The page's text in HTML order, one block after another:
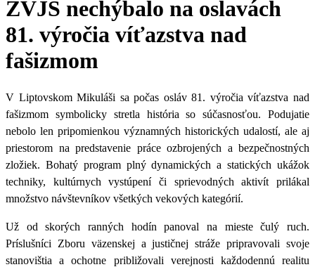
ZVJS nechýbalo na oslavách
81. výročia víťazstva nad
fašizmom
V Liptovskom Mikuláši sa počas osláv 81. výročia víťazstva nad
fašizmom symbolicky stretla história so súčasnosťou. Podujatie
nebolo len pripomienkou významných historických udalostí, ale aj
priestorom na predstavenie práce ozbrojených a bezpečnostných
zložiek. Bohatý program plný dynamických a statických ukážok
techniky, kultúrnych vystúpení či sprievodných aktivít prilákal
množstvo návštevníkov všetkých vekových kategórií.
Už od skorých ranných hodín panoval na mieste čulý ruch.
Príslušníci Zboru väzenskej a justičnej stráže pripravovali svoje
stanovištia a ochotne približovali verejnosti každodennú realitu